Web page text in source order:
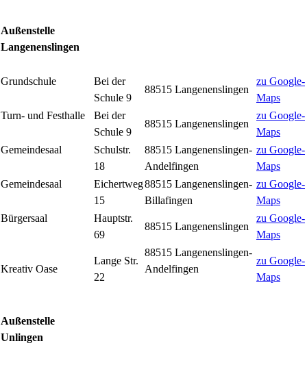
Außenstelle
Langenenslingen
Grundschule
Bei der
Schule 9
88515 Langenenslingen
zu Google-
Maps
Turn- und Festhalle
Bei der
Schule 9
88515 Langenenslingen
zu Google-
Maps
Gemeindesaal
Schulstr.
18
88515 Langenenslingen-
Andelfingen
zu Google-
Maps
Gemeindesaal
Eichertweg
15
88515 Langenenslingen-
Billafingen
zu Google-
Maps
Bürgersaal
Hauptstr.
69
88515 Langenenslingen
zu Google-
Maps
Kreativ Oase
Lange Str.
22
88515 Langenenslingen-
Andelfingen
zu Google-
Maps
Außenstelle
Unlingen